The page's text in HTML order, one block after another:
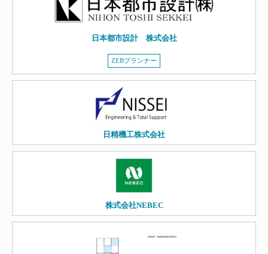
日本都市設計 株式会社
ZEBプランナー
日精機工株式会社
株式会社NEBEC